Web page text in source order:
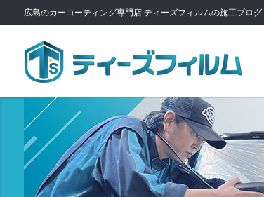
広島のカーコーティング専門店 ティーズフィルムの施工ブログ